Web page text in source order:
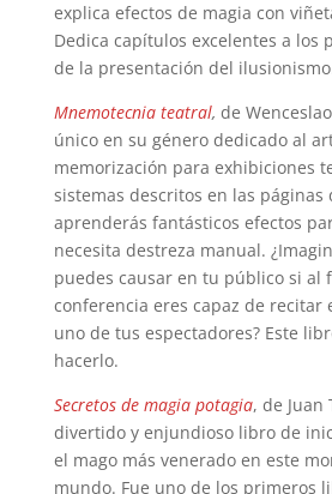
explica efectos de magia con
Dedica capítulos excelentes a los
de la presentación del
Mnemotecnia teatral, de
único en su género dedicado al
memorización para exhibiciones
sistemas descritos en las páginas
aprenderás fantásticos efectos
necesita destreza manual.
puedes causar en tu público si al
conferencia eres capaz de recitar
uno de tus espectadores? Este
hacerlo.
Secretos de magia potagia, de Juan
divertido y enjundioso libro de
el mago más venerado en este
mundo. Fue uno de los primeros